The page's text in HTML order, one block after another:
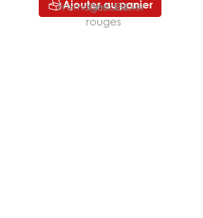
Ajouter au panier